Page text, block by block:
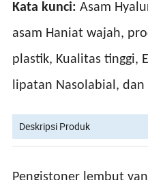
Kata kunci: Asam
asam Haniat wajah,
plastik, Kualitas tinggi,
lipatan Nasolabial,
Deskripsi Produk